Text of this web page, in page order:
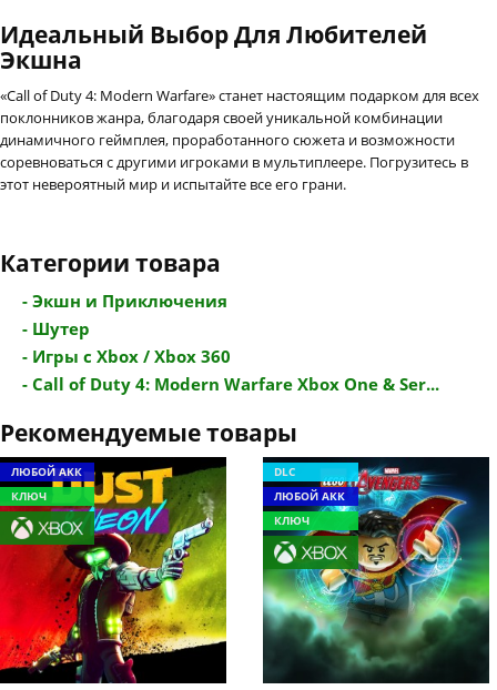
Идеальный Выбор Для Любителей
Экшна
«Call of Duty 4: Modern Warfare» станет настоящим подарком для всех
поклонников жанра, благодаря своей уникальной комбинации
динамичного геймплея, проработанного сюжета и возможности
соревноваться с другими игроками в мультиплеере. Погрузитесь в
этот невероятный мир и испытайте все его грани.
Категории товара
- Экшн и Приключения
- Шутер
- Игры с Xbox / Xbox 360
- Call of Duty 4: Modern Warfare Xbox One & Ser...
Рекомендуемые товары
ЛЮБОЙ АКК
КЛЮЧ
DLC
ЛЮБОЙ АКК
КЛЮЧ